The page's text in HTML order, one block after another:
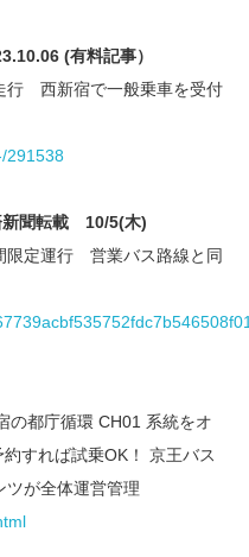
(有料記事）
行 西新宿で一般乗車を受付
291538
聞転載 10/5(木)
限定運行 営業バス路線と同
の都庁循環 CH01 系統をオ
すれば試乗OK！ 京王バス
ツが全体運営管理